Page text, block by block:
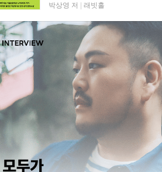
박상영 저 래빗홀